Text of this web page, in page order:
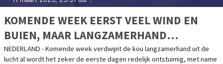
KOMENDE WEEK EERST VEEL WIND EN
BUIEN, MAAR LANGZAMERHAND
TEMPERATUURSTIJGING
NEDERLAND - Komende week verdwijnt de kou langzamerhand uit de
lucht al wordt het zeker de eerste dagen redelijk ontstuimig, met name